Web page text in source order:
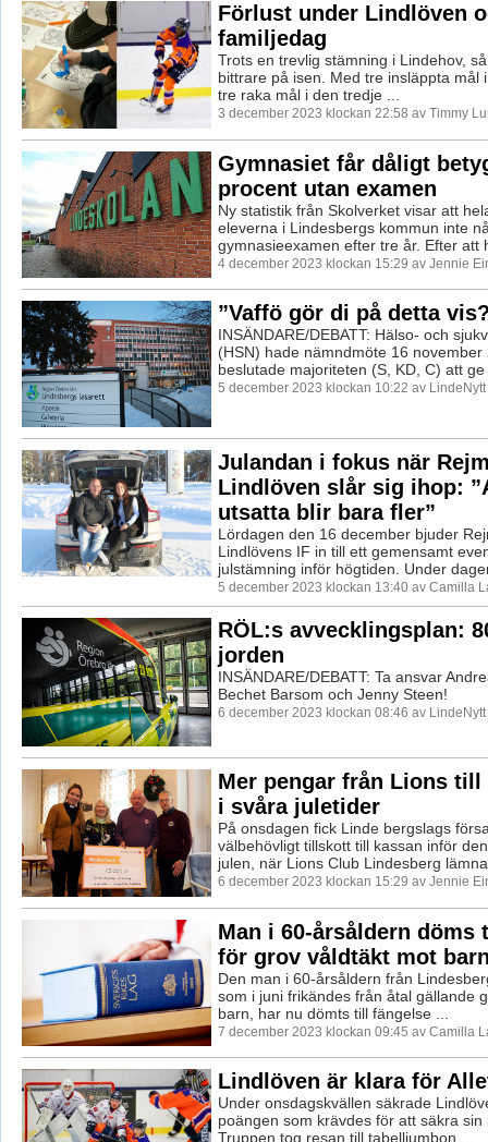
Förlust under Lindlöven
familjedag
Trots en trevlig stämning i Lindehov,
bittrare på isen. Med tre insläppta mål
tre raka mål i den tredje ...
3 december 2023 klockan 22:58 av Timmy
Gymnasiet får dåligt
procent utan examen
Ny statistik från Skolverket visar att
eleverna i Lindesbergs kommun inte
gymnasieexamen efter tre år. Efter att
4 december 2023 klockan 15:29 av Jennie
”Vaffö gör di på detta
INSÄNDARE/DEBATT: Hälso- och
(HSN) hade nämndmöte 16 november
beslutade majoriteten (S, KD, C) att
5 december 2023 klockan 10:22 av
Julandan i fokus när
Lindlöven slår sig ihop:
utsatta blir bara fler”
Lördagen den 16 december bjuder
Lindlövens IF in till ett gemensamt
julstämning inför högtiden. Under
5 december 2023 klockan 13:40 av Camilla
RÖL:s avvecklingsplan:
jorden
INSÄNDARE/DEBATT: Ta ansvar
Bechet Barsom och Jenny Steen!
6 december 2023 klockan 08:46 av
Mer pengar från Lions till
i svåra juletider
På onsdagen fick Linde bergslags
välbehövligt tillskott till kassan inför
julen, när Lions Club Lindesberg
6 december 2023 klockan 15:29 av Jennie
Man i 60-årsåldern döms
för grov våldtäkt mot
Den man i 60-årsåldern från
som i juni frikändes från åtal gällande
barn, har nu dömts till fängelse ...
7 december 2023 klockan 09:45 av Camilla
Lindlöven är klara för
Under onsdagskvällen säkrade
poängen som krävdes för att säkra sin
Truppen tog resan till tabelljumbon ...